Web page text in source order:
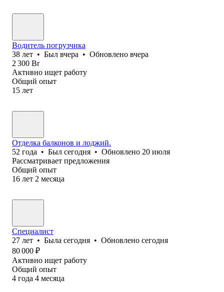
Водитель погрузчика
38 лет • Был вчера • Обновлено вчера
2 300 Br
Активно ищет работу
Общий опыт
15 лет
Отделка балконов и лоджий.
52 года • Был сегодня • Обновлено 20 июля
Рассматривает предложения
Общий опыт
16 лет 2 месяца
Специалист
27 лет • Была сегодня • Обновлено сегодня
80 000 ₽
Активно ищет работу
Общий опыт
4 года 4 месяца